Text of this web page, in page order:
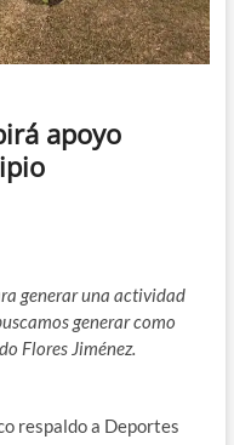
apoyo
generar una actividad
generar como
Flores Jiménez.
respaldo a Deportes